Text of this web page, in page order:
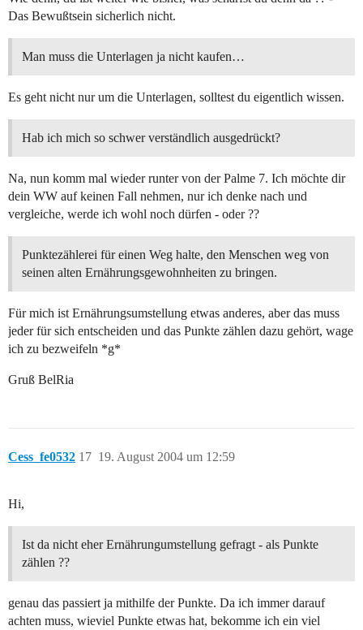
Das Bewußtsein sicherlich nicht.
Man muss die Unterlagen ja nicht kaufen…
Es geht nicht nur um die Unterlagen, solltest du eigentlich wissen.
Hab ich mich so schwer verständlich ausgedrückt?
Na, nun komm mal wieder runter von der Palme 7. Ich möchte dir
dein WW auf keinen Fall nehmen, nur ich denke nach und
vergleiche, werde ich wohl noch dürfen - oder ??
Punktezählerei für einen Weg halte, den Menschen weg von
seinen alten Ernährungsgewohnheiten zu bringen.
Für mich ist Ernährungsumstellung etwas anderes, aber das muss
jeder für sich entscheiden und das Punkte zählen dazu gehört, wage
ich zu bezweifeln *g*
Gruß BelRia
Cess_fe0532 19. August 2004 um 12:59
17
Hi,
Ist da nicht eher Ernährungumstellung gefragt - als Punkte
zählen ??
genau das passiert ja mithilfe der Punkte. Da ich immer darauf
achten muss, wieviel Punkte etwas hat, bekomme ich ein viel